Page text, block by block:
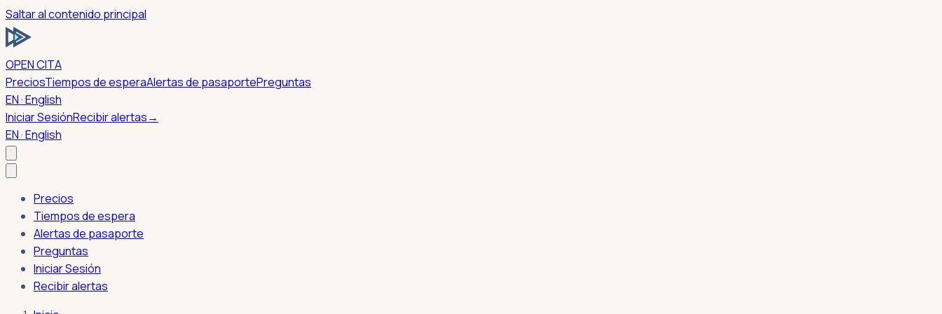
Saltar al contenido principal
OPEN CITA
PreciosTiempos de esperaAlertas de pasaportePreguntas
EN · English
Iniciar SesiónRecibir alertas→
EN · English
Precios
Tiempos de espera
Alertas de pasaporte
Preguntas
Iniciar Sesión
Recibir alertas